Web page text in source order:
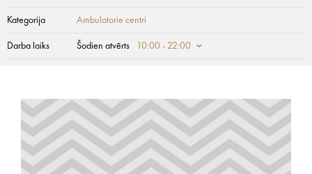
Kategorija Ambulatorie centri
Darba laiks Šodien atvērts 10:00 - 22:00